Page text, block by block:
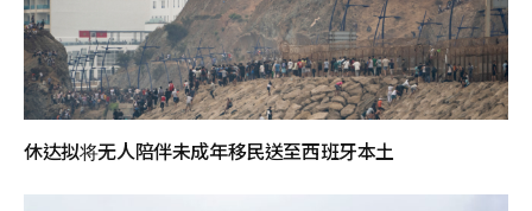
休达拟将无人陪伴未成年移民送至西班牙本土